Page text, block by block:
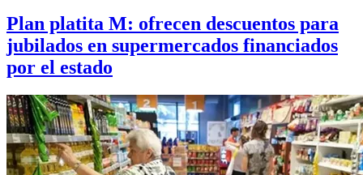
Plan platita M: ofrecen descuentos para
jubilados en supermercados financiados
por el estado